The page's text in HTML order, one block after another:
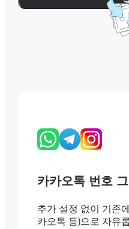
카카오톡 번호
추가 설정 없이 기존
카오톡 등)으로 자유